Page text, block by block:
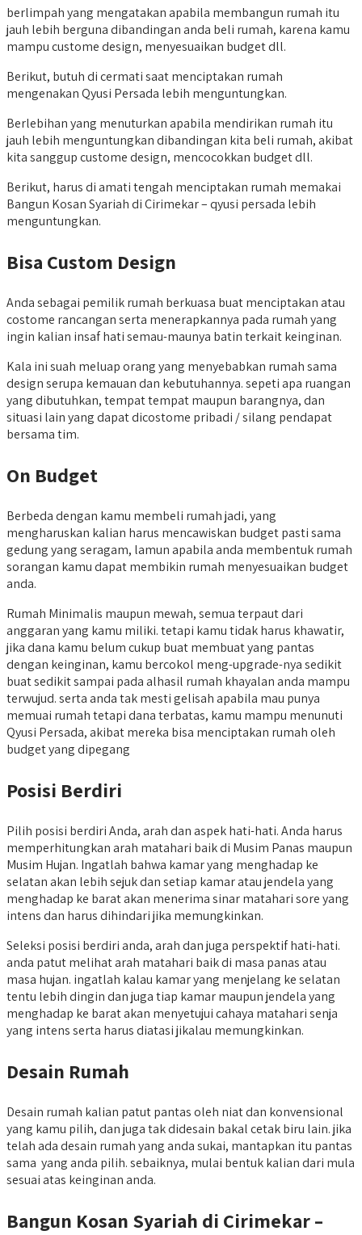
berlimpah yang mengatakan apabila membangun rumah itu
jauh lebih berguna dibandingan anda beli rumah, karena kamu
mampu custome design, menyesuaikan budget dll.
Berikut, butuh di cermati saat menciptakan rumah
mengenakan Qyusi Persada lebih menguntungkan.
Berlebihan yang menuturkan apabila mendirikan rumah itu
jauh lebih menguntungkan dibandingan kita beli rumah, akibat
kita sanggup custome design, mencocokkan budget dll.
Berikut, harus di amati tengah menciptakan rumah memakai
Bangun Kosan Syariah di Cirimekar – qyusi persada lebih
menguntungkan.
Bisa Custom Design
Anda sebagai pemilik rumah berkuasa buat menciptakan atau
costome rancangan serta menerapkannya pada rumah yang
ingin kalian insaf hati semau-maunya batin terkait keinginan.
Kala ini suah meluap orang yang menyebabkan rumah sama
design serupa kemauan dan kebutuhannya. sepeti apa ruangan
yang dibutuhkan, tempat tempat maupun barangnya, dan
situasi lain yang dapat dicostome pribadi / silang pendapat
bersama tim.
On Budget
Berbeda dengan kamu membeli rumah jadi, yang
mengharuskan kalian harus mencawiskan budget pasti sama
gedung yang seragam, lamun apabila anda membentuk rumah
sorangan kamu dapat membikin rumah menyesuaikan budget
anda.
Rumah Minimalis maupun mewah, semua terpaut dari
anggaran yang kamu miliki. tetapi kamu tidak harus khawatir,
jika dana kamu belum cukup buat membuat yang pantas
dengan keinginan, kamu bercokol meng-upgrade-nya sedikit
buat sedikit sampai pada alhasil rumah khayalan anda mampu
terwujud. serta anda tak mesti gelisah apabila mau punya
memuai rumah tetapi dana terbatas, kamu mampu menunuti
Qyusi Persada, akibat mereka bisa menciptakan rumah oleh
budget yang dipegang
Posisi Berdiri
Pilih posisi berdiri Anda, arah dan aspek hati-hati. Anda harus
memperhitungkan arah matahari baik di Musim Panas maupun
Musim Hujan. Ingatlah bahwa kamar yang menghadap ke
selatan akan lebih sejuk dan setiap kamar atau jendela yang
menghadap ke barat akan menerima sinar matahari sore yang
intens dan harus dihindari jika memungkinkan.
Seleksi posisi berdiri anda, arah dan juga perspektif hati-hati.
anda patut melihat arah matahari baik di masa panas atau
masa hujan. ingatlah kalau kamar yang menjelang ke selatan
tentu lebih dingin dan juga tiap kamar maupun jendela yang
menghadap ke barat akan menyetujui cahaya matahari senja
yang intens serta harus diatasi jikalau memungkinkan.
Desain Rumah
Desain rumah kalian patut pantas oleh niat dan konvensional
yang kamu pilih, dan juga tak didesain bakal cetak biru lain. jika
telah ada desain rumah yang anda sukai, mantapkan itu pantas
sama yang anda pilih. sebaiknya, mulai bentuk kalian dari mula
sesuai atas keinginan anda.
Bangun Kosan Syariah di Cirimekar –